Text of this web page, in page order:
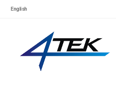
English